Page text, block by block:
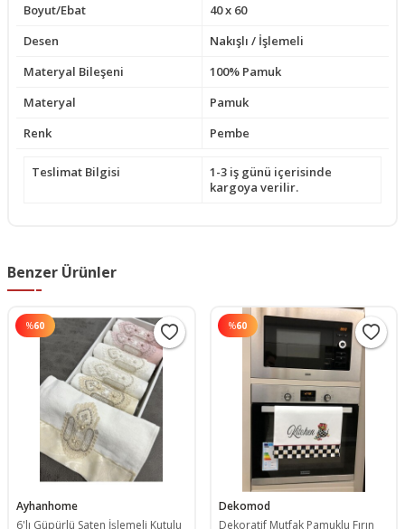
Boyut/Ebat
40 x 60
Desen
Nakışlı / İşlemeli
Materyal Bileşeni
100% Pamuk
Materyal
Pamuk
Renk
Pembe
Teslimat Bilgisi
1-3 iş günü içerisinde
kargoya verilir.
Benzer Ürünler
%60
Ayhanhome
6'lı Güpürlü Saten İşlemeli Kutulu
%60
Dekomod
Dekoratif Mutfak Pamuklu Fırın